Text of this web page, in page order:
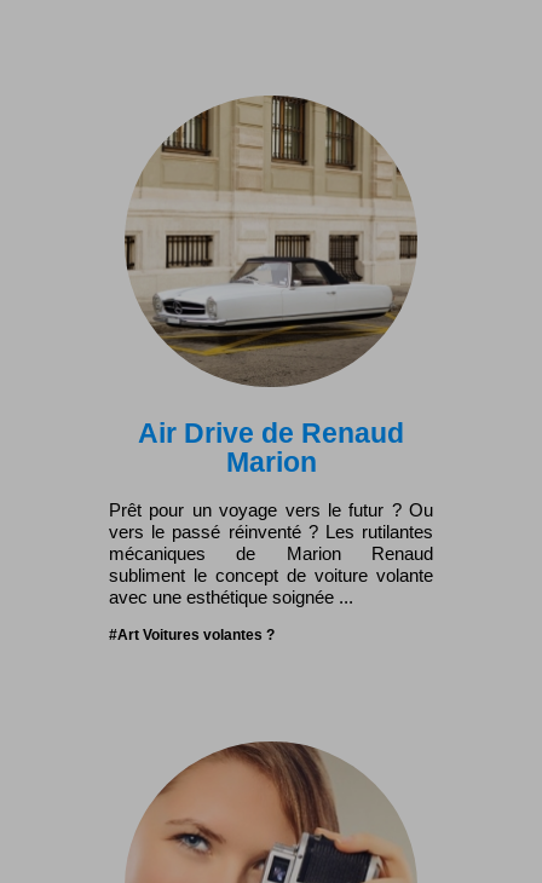
Air Drive de Renaud
Marion
Prêt pour un voyage vers le futur ? Ou
vers le passé réinventé ? Les rutilantes
mécaniques de Marion Renaud
subliment le concept de voiture volante
avec une esthétique soignée ...
#Art Voitures volantes ?